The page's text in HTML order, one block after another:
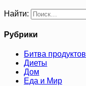
Найти:
Рубрики
Битва продуктов
Диеты
Дом
Еда и Мир